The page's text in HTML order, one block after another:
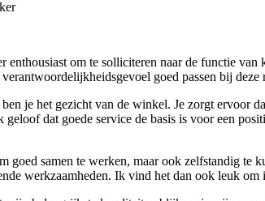
enthousiast om te solliciteren naar de functie
goed passen bij deze
je het gezicht van de winkel. Je zorgt ervoor
geloof dat goede service de basis is voor een
goed samen te werken, maar ook zelfstandig
werkzaamheden. Ik vind het dan ook leuk